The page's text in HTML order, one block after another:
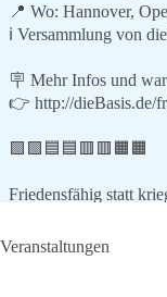
📍 Wo: Hannover,
ℹ️ Versammlung von
🪧 Mehr Infos und
👉 http://dieBasis.de/
🟩🟩🟦🟦🟥🟥🟧🟧
Friedensfähig statt
Wir stehen für
Veranstaltungen